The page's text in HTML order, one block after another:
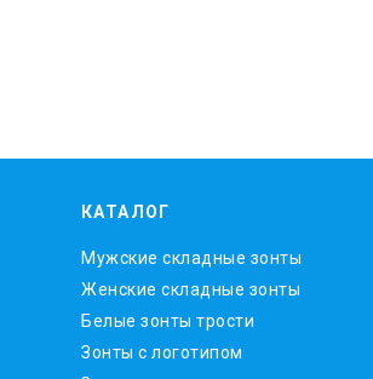
КАТАЛОГ
Мужские складные зонты
Женские складные зонты
Белые зонты трости
Зонты с логотипом